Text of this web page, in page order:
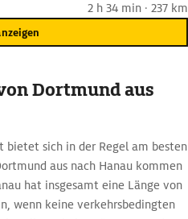
2 h 34 min · 237 km
Dortmund aus
bietet sich in der Regel am besten
aus nach Hanau kommen
hat insgesamt eine Länge von
wenn keine verkehrsbedingten